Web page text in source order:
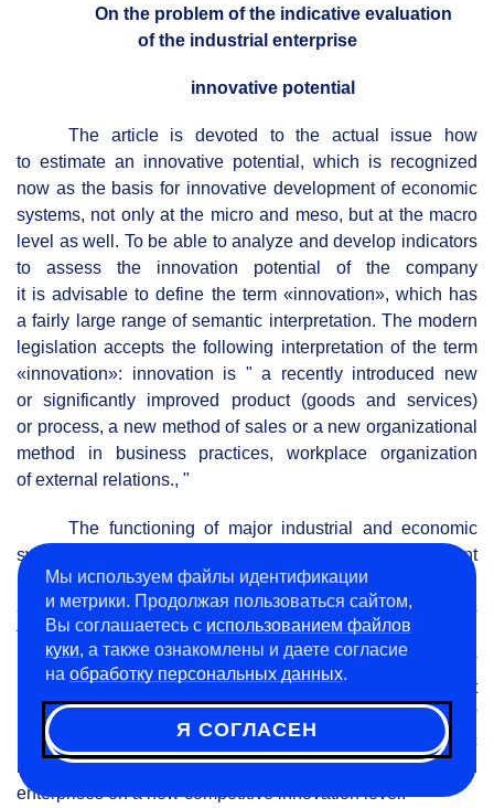
On the problem of the indicative evaluation
of the industrial enterprise
innovative potential
The article is devoted to the actual issue how
to estimate an innovative potential, which is recognized
now as the basis for innovative development of economic
systems, not only at the micro and meso, but at the macro
level as well. To be able to analyze and develop indicators
to assess the innovation potential of the company
it is advisable to define the term «innovation», which has
a fairly large range of semantic interpretation. The modern
legislation accepts the following interpretation of the term
«innovation»: innovation is " a recently introduced new
or significantly improved product (goods and services)
or process, a new method of sales or a new organizational
method in business practices, workplace organization
of external relations., "
The functioning of major industrial and economic
systems is associated both with solving of current
production problems using intellectual capital
as a resource, and the formulation of new long-term goals
for growth and development opportunities in the future.
Study of the needs of the market, the development of a new
product, process improvement, modernization of equipment
represent tasks that will allow the company to reach a new
level of competitive innovation. This is a task of strategic
nature, the solution of which can bring the Russian
enterprises on a new competitive innovation level.
Мы используем файлы идентификации
и метрики. Продолжая пользоваться сайтом,
Вы соглашаетесь с использованием файлов
куки, а также ознакомлены и даете согласие
на обработку персональных данных.
Я СОГЛАСЕН